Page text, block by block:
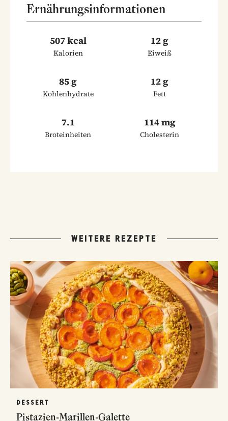
Ernährungsinformationen
507 kcal
Kalorien
12 g
Eiweiß
85 g
Kohlenhydrate
12 g
Fett
7.1
Broteinheiten
114 mg
Cholesterin
WEITERE REZEPTE
DESSERT
Pistazien-Marillen-Galette